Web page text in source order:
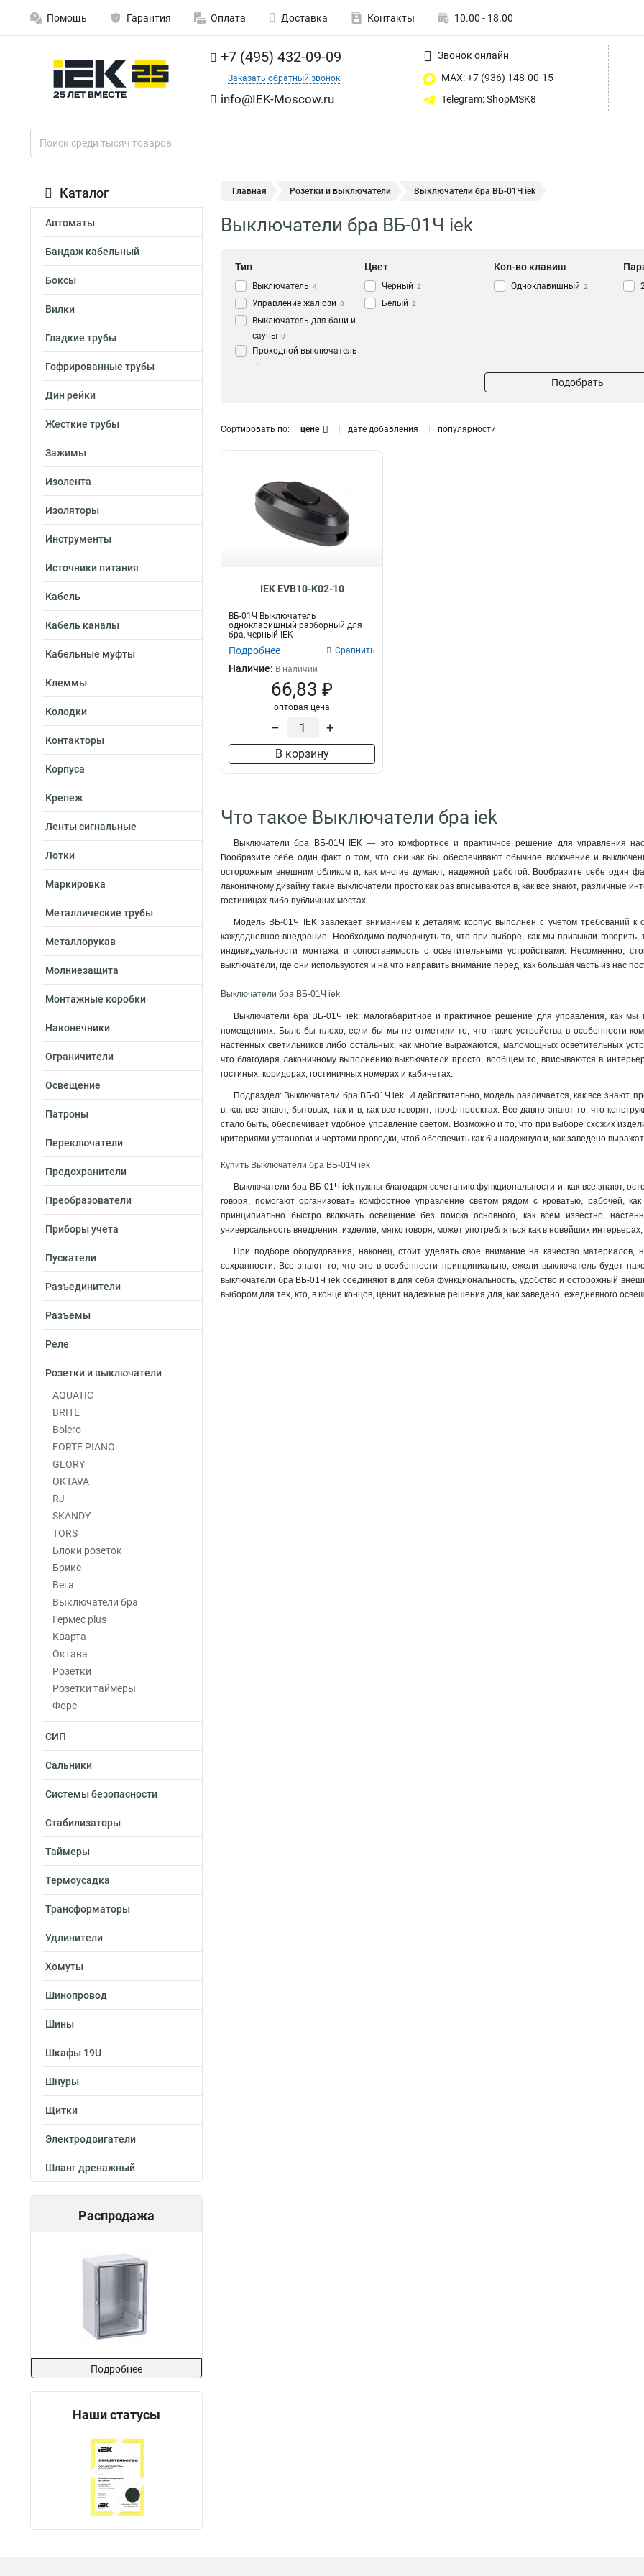
Помощь Гарантия Оплата Доставка Контакты 10.00 - 18.00
+7 (495) 432-09-09
Заказать обратный звонок
info@IEK-Moscow.ru
Звонок онлайн
MAX: +7 (936) 148-00-15
Telegram: ShopMSK8
Каталог
Автоматы
Бандаж кабельный
Боксы
Вилки
Гладкие трубы
Гофрированные трубы
Дин рейки
Жесткие трубы
Зажимы
Изолента
Изоляторы
Инструменты
Источники питания
Кабель
Кабель каналы
Кабельные муфты
Клеммы
Колодки
Контакторы
Корпуса
Крепеж
Ленты сигнальные
Лотки
Маркировка
Металлические трубы
Металлорукав
Молниезащита
Монтажные коробки
Наконечники
Ограничители
Освещение
Патроны
Переключатели
Предохранители
Преобразователи
Приборы учета
Пускатели
Разъединители
Разъемы
Реле
Розетки и выключатели
AQUATIC
BRITE
Bolero
FORTE PIANO
GLORY
OKTAVA
RJ
SKANDY
TORS
Блоки розеток
Брикс
Вега
Выключатели бра
Гермес plus
Кварта
Октава
Розетки
Розетки таймеры
Форс
СИП
Сальники
Системы безопасности
Стабилизаторы
Таймеры
Термоусадка
Трансформаторы
Удлинители
Хомуты
Шинопровод
Шины
Шкафы 19U
Шнуры
Щитки
Электродвигатели
Шланг дренажный
Распродажа
Подробнее
Наши статусы
Главная Розетки и выключатели Выключатели бра ВБ-01Ч iek
Выключатели бра ВБ-01Ч iek
Тип
Выключатель 4
Управление жалюзи 0
Выключатель для бани и
сауны 0
Проходной выключатель
0
Цвет
Черный 2
Белый 2
Кол-во клавиш
Одноклавишный 2
Подобрать
Сортировать по: цене дате добавления популярности
IEK EVB10-K02-10
ВБ-01Ч Выключатель
одноклавишный разборный для
бра, черный IEK
Подробнее Сравнить
Наличие: В наличии
66,83 ₽
оптовая цена
– +
В корзину
Что такое Выключатели бра iek
Выключатели бра ВБ-01Ч IEK — это комфортное и практичное решение для управления
Вообразите себе один факт о том, что они как бы обеспечивают обычное включение и
осторожным внешним обликом и, как многие думают, надежной работой. Вообразите себе один
лаконичному дизайну такие выключатели просто как раз вписываются в, как все знают, различные
гостиницах либо публичных местах.
Модель ВБ-01Ч IEK завлекает вниманием к деталям: корпус выполнен с учетом требований к
каждодневное внедрение. Необходимо подчеркнуть то, что при выборе, как мы привыкли говорить,
индивидуальности монтажа и сопоставимость с осветительными устройствами. Несомненно,
выключатели, где они используются и на что направить внимание перед, как большая часть из нас
Выключатели бра ВБ-01Ч iek
Выключатели бра ВБ-01Ч iek: малогабаритное и практичное решение для управления, как
помещениях. Было бы плохо, если бы мы не отметили то, что такие устройства в особенности
настенных светильников либо остальных, как многие выражаются, маломощных осветительных
что благодаря лаконичному выполнению выключатели просто, вообщем то, вписываются в
гостиных, коридорах, гостиничных номерах и кабинетах.
Подраздел: Выключатели бра ВБ-01Ч iek. И действительно, модель различается, как все знают,
в, как все знают, бытовых, так и в, как все говорят, проф проектах. Все давно знают то, что
стало быть, обеспечивает удобное управление светом. Возможно и то, что при выборе схожих
критериями установки и чертами проводки, чтоб обеспечить как бы надежную и, как заведено
Купить Выключатели бра ВБ-01Ч iek
Выключатели бра ВБ-01Ч iek нужны благодаря сочетанию функциональности и, как все знают,
говоря, помогают организовать комфортное управление светом рядом с кроватью, рабочей,
принципиально быстро включать освещение без поиска основного, как всем известно,
универсальность внедрения: изделие, мягко говоря, может употребляться как в новейших
При подборе оборудования, наконец, стоит уделять свое внимание на качество материалов,
сохранности. Все знают то, что это в особенности принципиально, ежели выключатель будет
выключатели бра ВБ-01Ч iek соединяют в для себя функциональность, удобство и осторожный
выбором для тех, кто, в конце концов, ценит надежные решения для, как заведено, ежедневного